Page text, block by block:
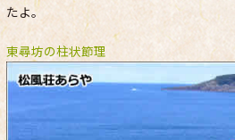
たよ。
東尋坊の柱状節理